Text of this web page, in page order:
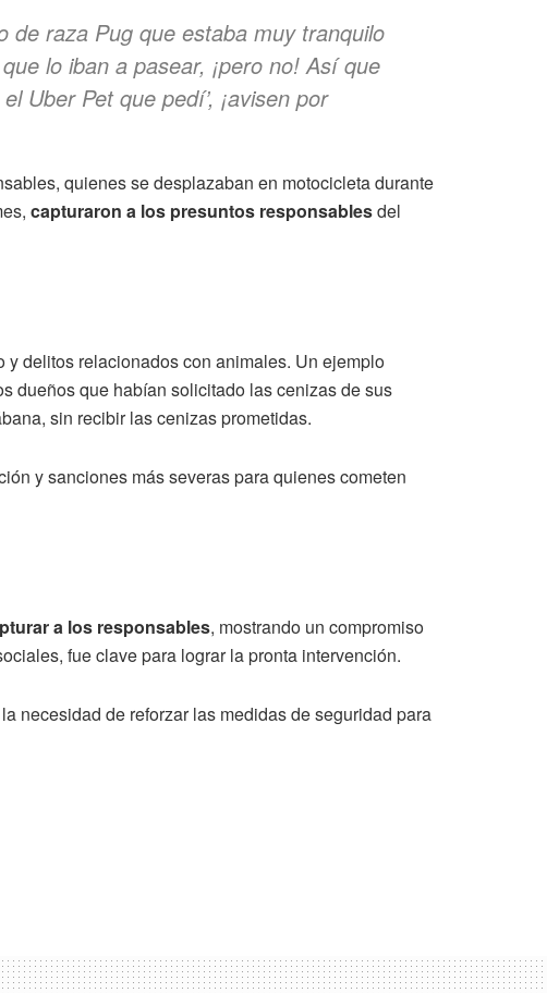
de raza Pug que estaba muy tranquilo
lo iban a pasear, ¡pero no! Así que
Uber Pet que pedí’, ¡avisen por
quienes se desplazaban en motocicleta durante
capturaron a los presuntos responsablesdel
y delitos relacionados con animales. Un ejemplo
dueños que habían solicitado las cenizas de sus
sin recibir las cenizas prometidas.
y sanciones más severas para quienes cometen
a los responsables, mostrando un compromiso
fue clave para lograr la pronta intervención.
necesidad de reforzar las medidas de seguridad para